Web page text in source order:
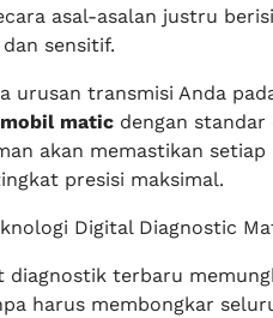
asal-asalan justru
sensitif.
urusan transmisi Anda
maticdengan standar
akan memastikan
presisi maksimal.
Digital Diagnostic
diagnostik terbaru
harus membongkar